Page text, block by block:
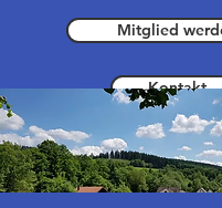
Mitglied
Kontakt
Spender